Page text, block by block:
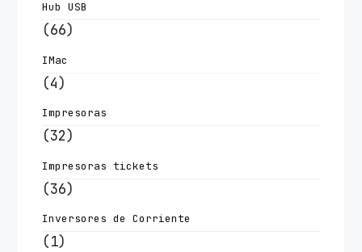
Hub USB
(66)
IMac
(4)
Impresoras
(32)
Impresoras tickets
(36)
Inversores de Corriente
(1)